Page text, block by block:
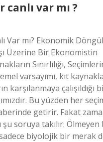
var mı ?
Var mı? Ekonomik
Üzerine Bir Ekonomistin
Sınırlılığı,
varsayımı, kıt
karşılanmaya çalışıldığı
Bu yüzden her
getirir. Fakat
soruya takılır: Ölmeyen
biyolojik bir merak